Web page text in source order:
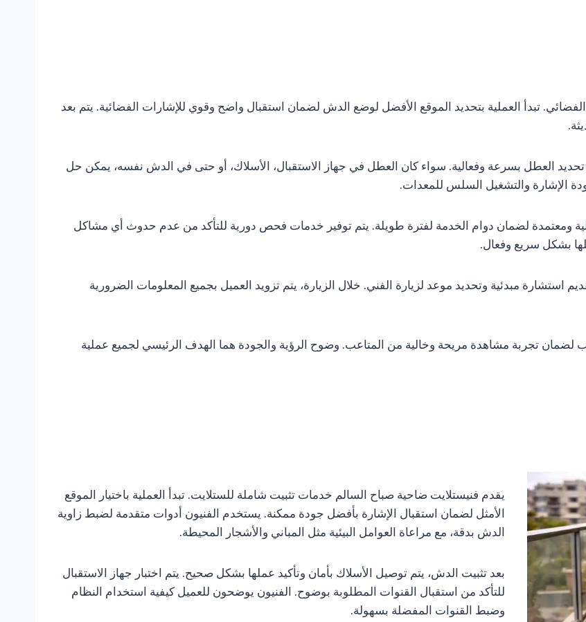
تبدأ العملية بتحديد الموقع الأفضل لوضع الدش لضمان استقبال واضح وقوي للإشارات الفضائية. يتم بعد
العطل بسرعة وفعالية. سواء كان العطل في جهاز الاستقبال، الأسلاك، أو حتى في الدش نفسه، يمكن حل
الإشارة والتشغيل السلس للمعدات.
ومعتمدة لضمان دوام الخدمة لفترة طويلة. يتم توفير خدمات فحص دورية للتأكد من عدم حدوث أي مشاكل
بشكل سريع وفعال.
الدعم الفني بتقديم استشارة مبدئية وتحديد موعد لزيارة الفني. خلال الزيارة، يتم تزويد العميل بجميع المعلومات الضرورية
لضمان تجربة مشاهدة مريحة وخالية من المتاعب. وضوح الرؤية والجودة هما الهدف الرئيسي لجميع عملية
يقدم فنيستلايت ضاحية صباح السالم خدمات تثبيت شاملة للستلايت. تبدأ العملية باختيار الموقع
الأمثل لضمان استقبال الإشارة بأفضل جودة ممكنة. يستخدم الفنيون أدوات متقدمة لضبط زاوية
الدش بدقة، مع مراعاة العوامل البيئية مثل المباني والأشجار المحيطة.
بعد تثبيت الدش، يتم توصيل الأسلاك بأمان وتأكيد عملها بشكل صحيح. يتم اختبار جهاز الاستقبال
للتأكد من استقبال القنوات المطلوبة بوضوح. الفنيون يوضحون للعميل كيفية استخدام النظام
وضبط القنوات المفضلة بسهولة.